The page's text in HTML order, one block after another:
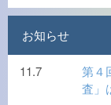
お知らせ
11.7
第４
査」